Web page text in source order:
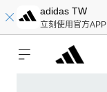
adidas TW
立刻使用官方APP